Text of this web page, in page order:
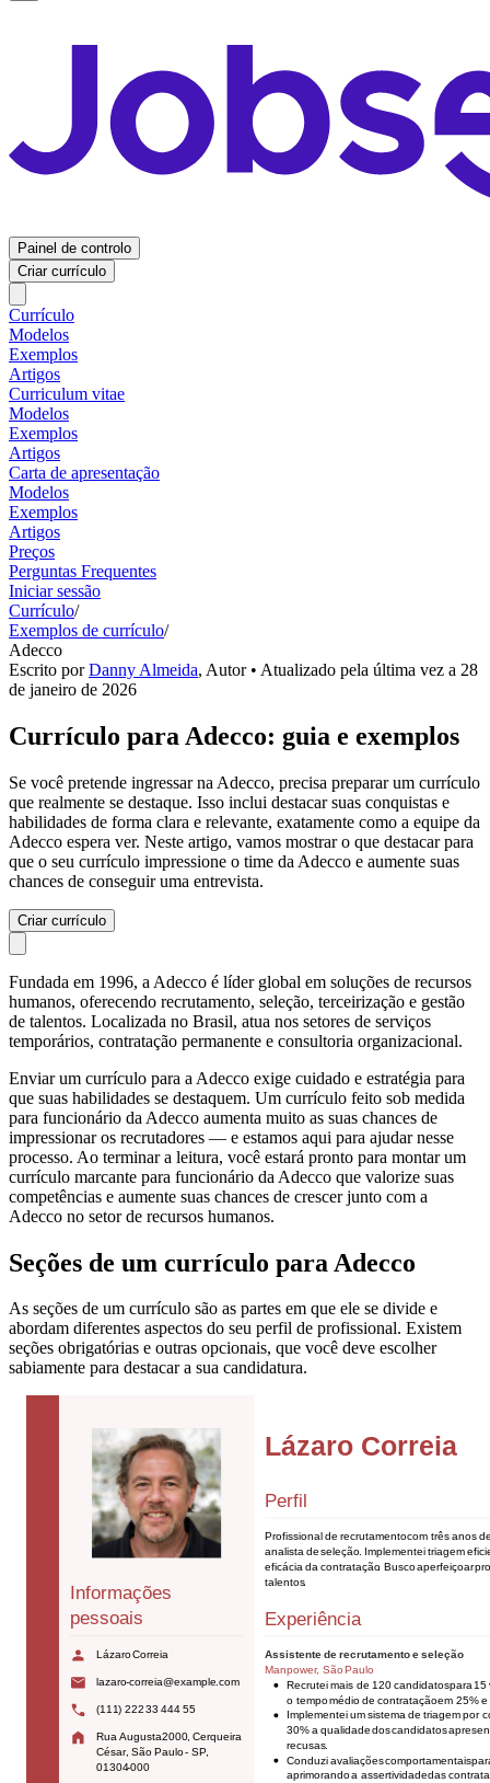
Painel de controlo
Criar currículo
Currículo
Modelos
Exemplos
Artigos
Curriculum vitae
Modelos
Exemplos
Artigos
Carta de apresentação
Modelos
Exemplos
Artigos
Preços
Perguntas Frequentes
Iniciar sessão
Currículo/
Exemplos de currículo/
Adecco
Escrito porDanny Almeida, Autor• Atualizado pela última vez a 28
de janeiro de 2026
Currículo para Adecco: guia e exemplos
Se você pretende ingressar na Adecco, precisa preparar um currículo
que realmente se destaque. Isso inclui destacar suas conquistas e
habilidades de forma clara e relevante, exatamente como a equipe da
Adecco espera ver. Neste artigo, vamos mostrar o que destacar para
que o seu currículo impressione o time da Adecco e aumente suas
chances de conseguir uma entrevista.
Criar currículo
Fundada em 1996, a Adecco é líder global em soluções de recursos
humanos, oferecendo recrutamento, seleção, terceirização e gestão
de talentos. Localizada no Brasil, atua nos setores de serviços
temporários, contratação permanente e consultoria organizacional.
Enviar um currículo para a Adecco exige cuidado e estratégia para
que suas habilidades se destaquem. Um currículo feito sob medida
para funcionário da Adecco aumenta muito as suas chances de
impressionar os recrutadores — e estamos aqui para ajudar nesse
processo. Ao terminar a leitura, você estará pronto para montar um
currículo marcante para funcionário da Adecco que valorize suas
competências e aumente suas chances de crescer junto com a
Adecco no setor de recursos humanos.
Seções de um currículo para Adecco
As seções de um currículo são as partes em que ele se divide e
abordam diferentes aspectos do seu perfil de profissional. Existem
seções obrigatórias e outras opcionais, que você deve escolher
sabiamente para destacar a sua candidatura.